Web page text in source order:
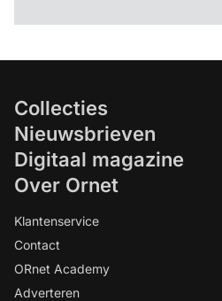
Collecties
Nieuwsbrieven
Digitaal magazine
Over Ornet
Klantenservice
Contact
ORnet Academy
Adverteren